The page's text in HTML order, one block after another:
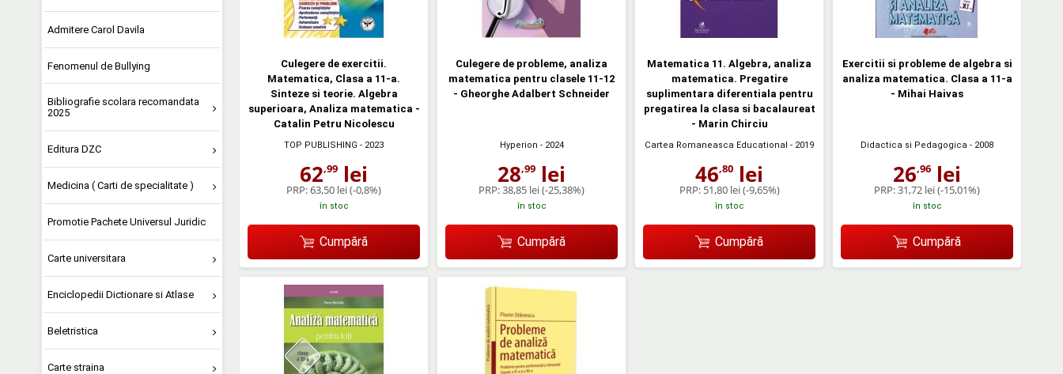
Admitere Carol Davila
Fenomenul de Bullying
Bibliografie scolara recomandata
2025
Editura DZC
Medicina ( Carti de specialitate )
Promotie Pachete Universul Juridic
Carte universitara
Enciclopedii Dictionare si Atlase
Beletristica
Carte straina
Culegere de exercitii.
Matematica, Clasa a 11-a.
Sinteze si teorie. Algebra
superioara, Analiza matematica -
Catalin Petru Nicolescu
TOP PUBLISHING - 2023
62,99 lei
PRP:63,50 lei(-0,8%)
în stoc
Cumpără
Culegere de probleme, analiza
matematica pentru clasele 11-12
- Gheorghe Adalbert Schneider
Hyperion - 2024
28,99 lei
PRP:38,85 lei(-25,38%)
în stoc
Cumpără
Matematica 11. Algebra, analiza
matematica. Pregatire
suplimentara diferentiala pentru
pregatirea la clasa si bacalaureat
- Marin Chirciu
Cartea Romaneasca Educational - 2019
46,80 lei
PRP: 51,80 lei(-9,65%)
în stoc
Cumpără
Exercitii si probleme de algebra si
analiza matematica. Clasa a 11-a
- Mihai Haivas
Didactica si Pedagogica - 2008
26,96 lei
PRP:31,72 lei(-15,01%)
în stoc
Cumpără